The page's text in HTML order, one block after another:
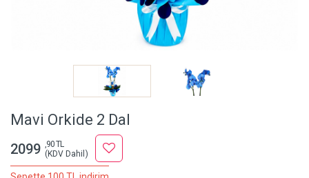
Mavi Orkide 2 Dal
2099 ,90 TL
(KDV Dahil)